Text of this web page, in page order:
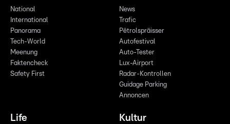
National
International
Panorama
Tech-World
Meenung
Faktencheck
Safety First
News
Trafic
Pëtrolspräisser
Autofestival
Auto-Tester
Lux-Airport
Radar-Kontrollen
Guidage Parking
Annoncen
Life Kultur